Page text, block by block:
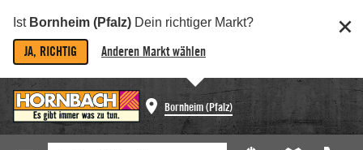
Ist Bornheim (Pfalz) Dein richtiger Markt?
JA, RICHTIG Anderen Markt wählen
Bornheim (Pfalz)